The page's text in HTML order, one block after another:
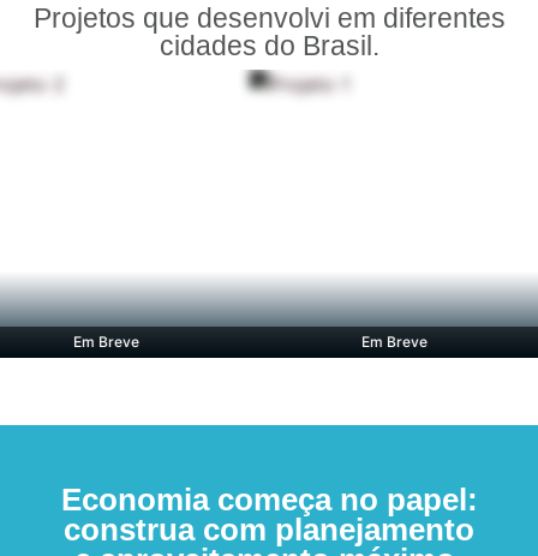
Projetos que desenvolvi em diferentes
cidades do Brasil.
Em Breve Em Breve
Economia começa no papel:
construa com planejamento